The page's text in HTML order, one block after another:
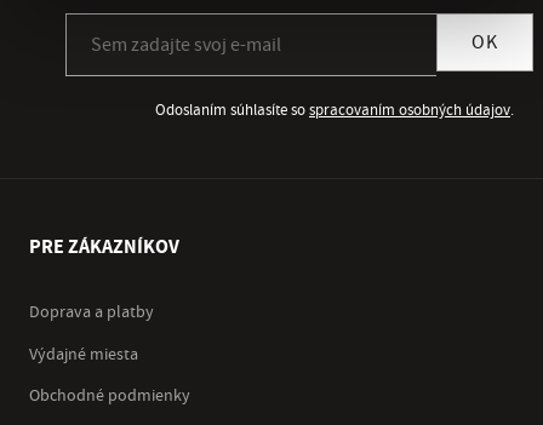
OK
Odoslaním súhlasíte sospracovaním osobných údajov.
PRE ZÁKAZNÍKOV
Doprava a platby
Výdajné miesta
Obchodné podmienky